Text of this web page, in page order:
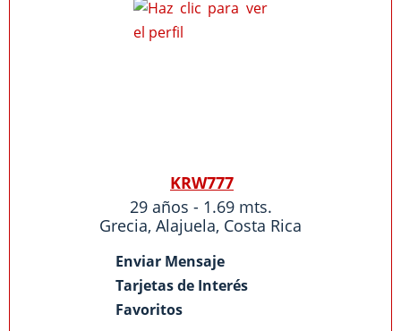
KRW777
29 años - 1.69 mts.
Grecia, Alajuela, Costa Rica
Enviar Mensaje
Tarjetas de Interés
Favoritos